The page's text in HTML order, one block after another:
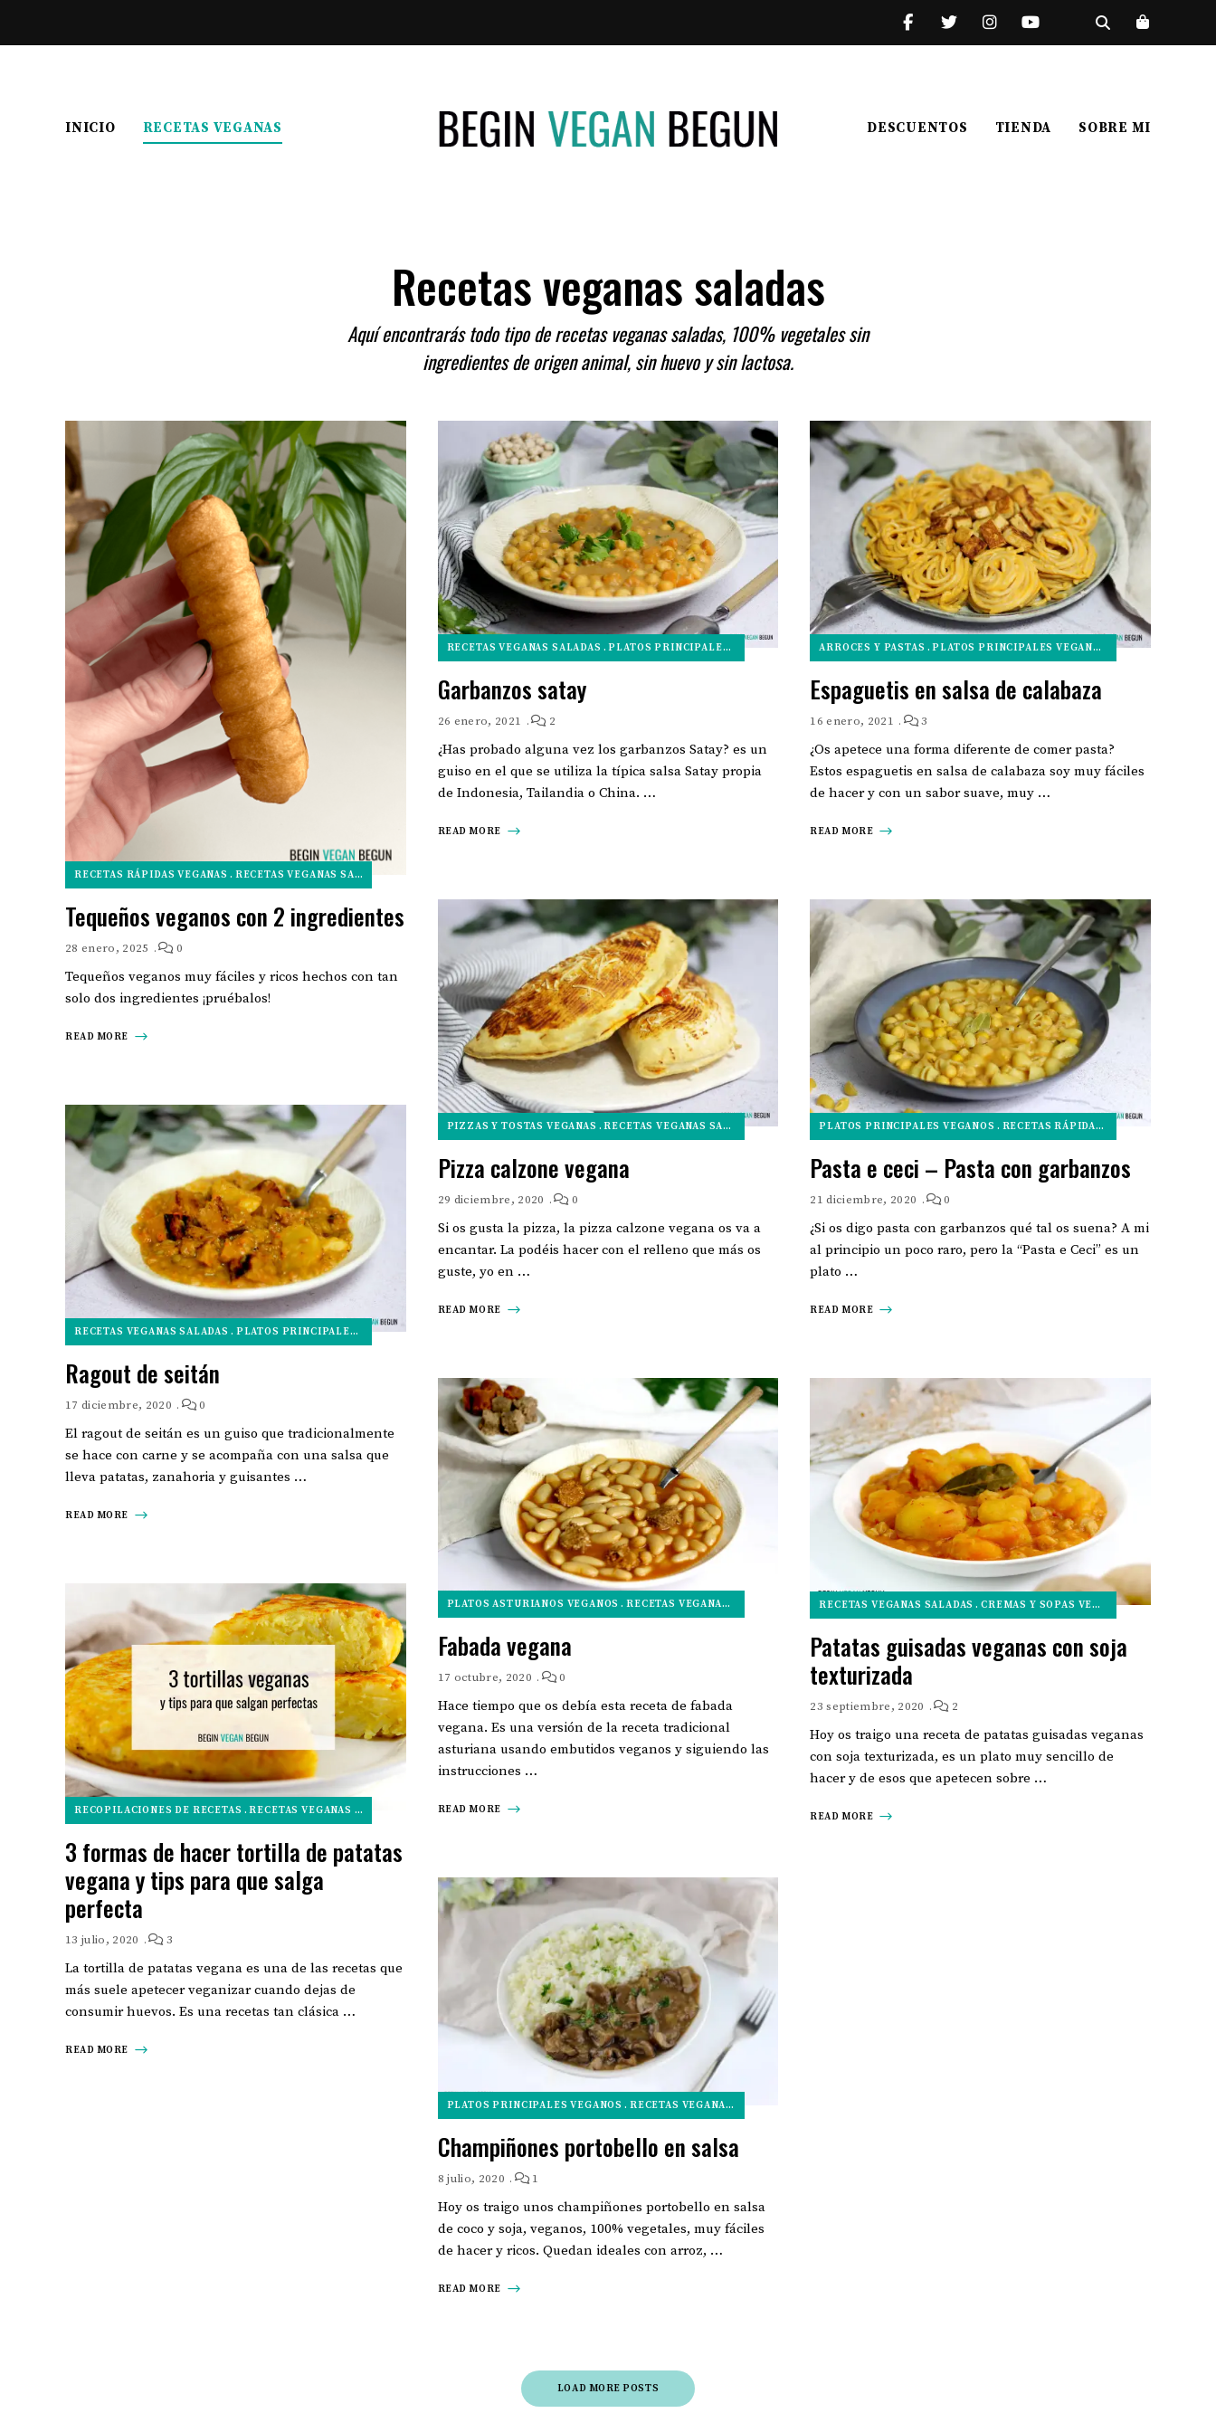
BEGUN
INICIO RECETAS VEGANAS DESCUENTOS TIENDA SOBRE MI
Recetas veganas saladas
Aquí encontrarás todo tipo de recetas veganas saladas, 100% vegetales sin
ingredientes de origen animal, sin huevo y sin lactosa.
RECETAS RÁPIDAS VEGANAS RECETAS VEGANAS SALADAS
Tequeños veganos con 2 ingredientes
28 enero, 2025 0
Tequeños veganos muy fáciles y ricos hechos con tan
solo dos ingredientes ¡pruébalos!
READ MORE
RECETAS VEGANAS SALADAS PLATOS PRINCIPALES VEGANOS
Ragout de seitán
17 diciembre, 2020 0
El ragout de seitán es un guiso que tradicionalmente
se hace con carne y se acompaña con una salsa que
lleva patatas, zanahoria y guisantes …
READ MORE
RECOPILACIONES DE RECETAS RECETAS VEGANAS SALADAS
3 formas de hacer tortilla de patatas
vegana y tips para que salga
perfecta
13 julio, 2020 3
La tortilla de patatas vegana es una de las recetas que
más suele apetecer veganizar cuando dejas de
consumir huevos. Es una recetas tan clásica …
READ MORE
RECETAS VEGANAS SALADAS PLATOS PRINCIPALES VEGANOS
Garbanzos satay
26 enero, 2021 2
¿Has probado alguna vez los garbanzos Satay? es un
guiso en el que se utiliza la típica salsa Satay propia
de Indonesia, Tailandia o China. …
READ MORE
PIZZAS Y TOSTAS VEGANAS RECETAS VEGANAS SALADAS
Pizza calzone vegana
29 diciembre, 2020 0
Si os gusta la pizza, la pizza calzone vegana os va a
encantar. La podéis hacer con el relleno que más os
guste, yo en …
READ MORE
PLATOS ASTURIANOS VEGANOS RECETAS VEGANAS SALADAS
Fabada vegana
17 octubre, 2020 0
Hace tiempo que os debía esta receta de fabada
vegana. Es una versión de la receta tradicional
asturiana usando embutidos veganos y siguiendo las
instrucciones …
READ MORE
PLATOS PRINCIPALES VEGANOS RECETAS VEGANAS PARA NAVIDAD
Champiñones portobello en salsa
8 julio, 2020 1
Hoy os traigo unos champiñones portobello en salsa
de coco y soja, veganos, 100% vegetales, muy fáciles
de hacer y ricos. Quedan ideales con arroz, …
READ MORE
ARROCES Y PASTAS PLATOS PRINCIPALES VEGANOS RECETAS
Espaguetis en salsa de calabaza
16 enero, 2021 3
¿Os apetece una forma diferente de comer pasta?
Estos espaguetis en salsa de calabaza soy muy fáciles
de hacer y con un sabor suave, muy …
READ MORE
PLATOS PRINCIPALES VEGANOS RECETAS RÁPIDAS VEGANAS
Pasta e ceci – Pasta con garbanzos
21 diciembre, 2020 0
¿Si os digo pasta con garbanzos qué tal os suena? A mi
al principio un poco raro, pero la “Pasta e Ceci” es un
plato …
READ MORE
RECETAS VEGANAS SALADAS CREMAS Y SOPAS VEGANAS PLATOS
Patatas guisadas veganas con soja
texturizada
23 septiembre, 2020 2
Hoy os traigo una receta de patatas guisadas veganas
con soja texturizada, es un plato muy sencillo de
hacer y de esos que apetecen sobre …
READ MORE
LOAD MORE POSTS